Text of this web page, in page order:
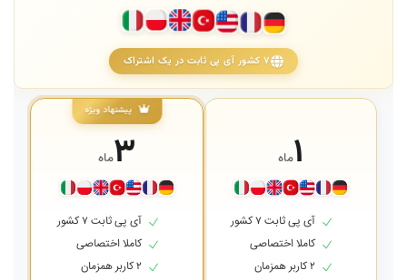
۷ کشور آی پی ثابت در یک اشتراک
۱ماه
آی پی ثابت ۷ کشور
کاملا اختصاصی
۲ کاربر همزمان
پیشنهاد ویژه
۳ماه
آی پی ثابت ۷ کشور
کاملا اختصاصی
۲ کاربر همزمان